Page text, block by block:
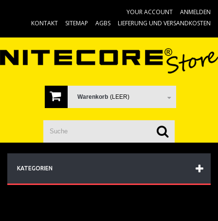
ANMELDEN
YOUR ACCOUNT
KONTAKT
SITEMAP AGBS LIEFERUNG UND VERSANDKOSTEN
Warenkorb (LEER)
KATEGORIEN